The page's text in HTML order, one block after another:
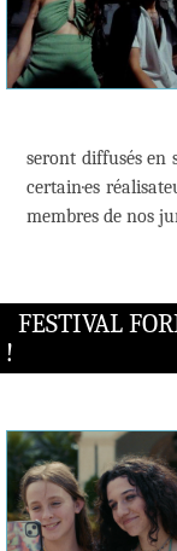
seront diffusés en
certain·es
membres de nos
FESTIVAL
!